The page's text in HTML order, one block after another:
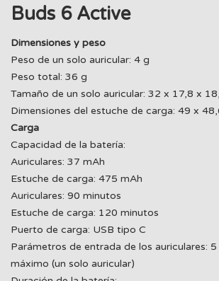
Buds 6 Active
Dimensiones y peso
Peso de un solo auricular: 4 g
Peso total: 36 g
Tamaño de un solo auricular: 32 x 17,8 x
Dimensiones del estuche de carga: 49 x
Carga
Capacidad de la batería:
Auriculares: 37 mAh
Estuche de carga: 475 mAh
Auriculares: 90 minutos
Estuche de carga: 120 minutos
Puerto de carga: USB tipo C
Parámetros de entrada de los auriculares:
máximo (un solo auricular)